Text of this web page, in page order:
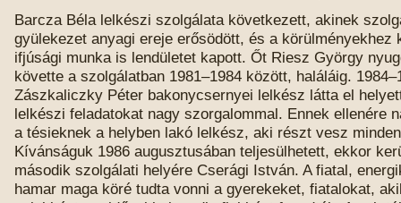
Barcza Béla lelkészi szolgálata következett, akinek
gyülekezet anyagi ereje erősödött, és a körülményekhez
ifjúsági munka is lendületet kapott. Őt Riesz György
követte a szolgálatban 1981–1984 között, haláláig.
Zászkaliczky Péter bakonycsernyei lelkész látta el
lelkészi feladatokat nagy szorgalommal. Ennek ellenére
a tésieknek a helyben lakó lelkész, aki részt vesz
Kívánságuk 1986 augusztusában teljesülhetett, ekkor
második szolgálati helyére Cserági István. A fiatal,
hamar maga köré tudta vonni a gyerekeket, fiatalokat,